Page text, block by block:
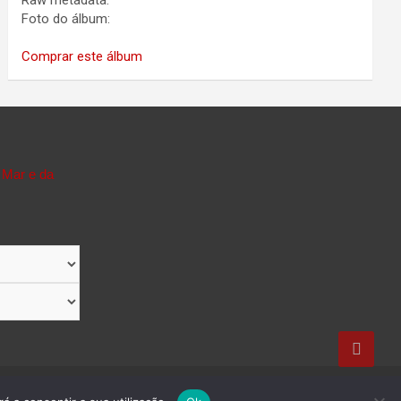
Foto do álbum:
Comprar este álbum